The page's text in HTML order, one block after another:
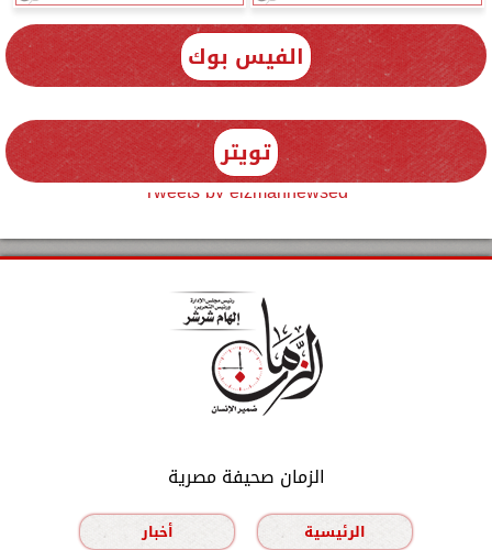
الفيس بوك
تويتر
Tweets by elzmannewseg
الزمان صحيفة مصرية
الرئيسية
أخبار